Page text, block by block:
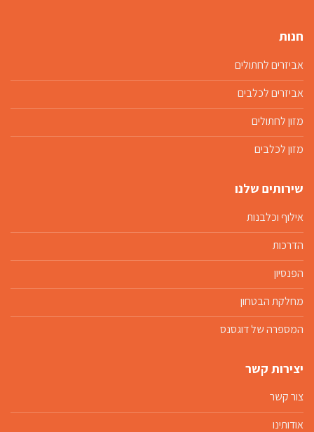
חנות
אביזרים לחתולים
אביזרים לכלבים
מזון לחתולים
מזון לכלבים
שירותים שלנו
אילוף וכלבנות
הדרכות
הפנסיון
מחלקת הבטחון
המספרה של דוגסנס
יצירות קשר
צור קשר
אודותינו